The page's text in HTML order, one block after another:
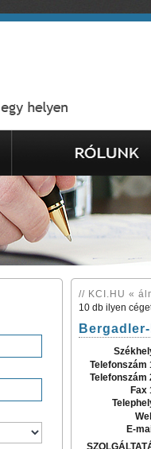
// KCI.HU «
10 db ilyen
Telefonszám
Telefonszám
Fax
E-